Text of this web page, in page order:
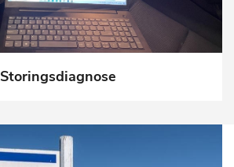
Storingsdiagnose